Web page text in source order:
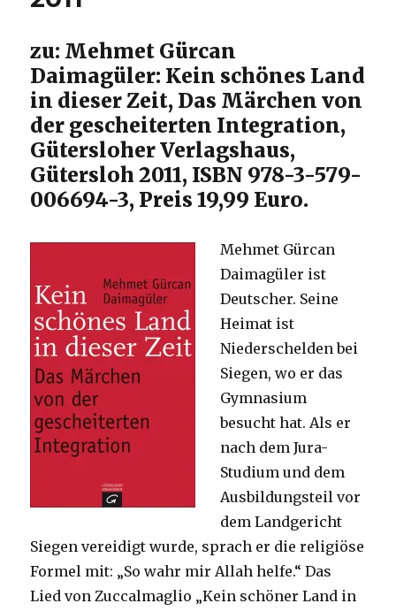
2011
zu: Mehmet Gürcan
Daimagüler: Kein schönes Land
in dieser Zeit, Das Märchen von
der gescheiterten Integration,
Gütersloher Verlagshaus,
Gütersloh 2011, ISBN 978-3-579-
006694-3, Preis 19,99 Euro.
Mehmet Gürcan
Daimagüler ist
Deutscher. Seine
Heimat ist
Niederschelden bei
Siegen, wo er das
Gymnasium
besucht hat. Als er
nach dem Jura-
Studium und dem
Ausbildungsteil vor
dem Landgericht
Siegen vereidigt wurde, sprach er die religiöse
Formel mit: „So wahr mir Allah helfe.“ Das
Lied von Zuccalmaglio „Kein schöner Land in